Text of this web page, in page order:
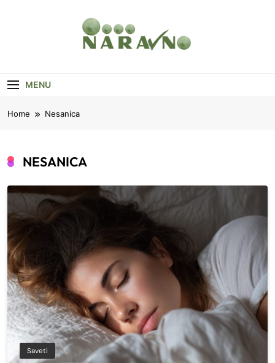
MENU
Home Nesanica
NESANICA
Saveti